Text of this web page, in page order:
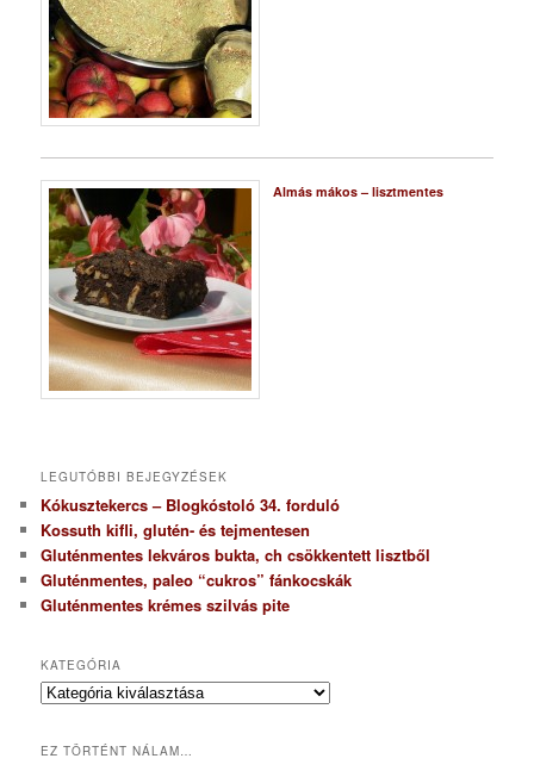
Almás mákos – lisztmentes
LEGUTÓBBI BEJEGYZÉSEK
Kókusztekercs – Blogkóstoló 34. forduló
Kossuth kifli, glutén- és tejmentesen
Gluténmentes lekváros bukta, ch csökkentett lisztből
Gluténmentes, paleo “cukros” fánkocskák
Gluténmentes krémes szilvás pite
KATEGÓRIA
K
e
EZ TÖRTÉNT NÁLAM…